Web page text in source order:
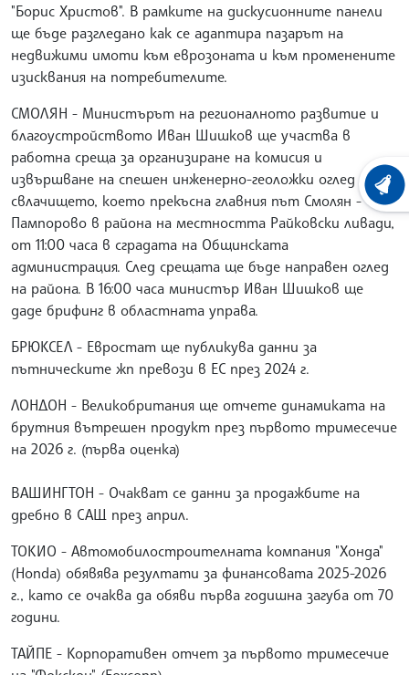
"Борис Христов". В рамките на дискусионните панели
ще бъде разгледано как се адаптира пазарът на
недвижими имоти към еврозоната и към променените
изисквания на потребителите.
СМОЛЯН - Министърът на регионалното развитие и
благоустройството Иван Шишков ще участва в
работна среща за организиране на комисия и
извършване на спешен инженерно-геоложки оглед на
свлачището, което прекъсна главния път Смолян -
Пампорово в района на местността Райковски ливади,
от 11:00 часа в сградата на Общинската
администрация. След срещата ще бъде направен оглед
на района. В 16:00 часа министър Иван Шишков ще
даде брифинг в областната управа.
БРЮКСЕЛ - Евростат ще публикува данни за
пътническите жп превози в ЕС през 2024 г.
ЛОНДОН - Великобритания ще отчете динамиката на
брутния вътрешен продукт през първото тримесечие
на 2026 г. (първа оценка)
ВАШИНГТОН - Очакват се данни за продажбите на
дребно в САЩ през април.
ТОКИО - Автомобилостроителната компания "Хонда"
(Honda) обявява резултати за финансовата 2025-2026
г., като се очаква да обяви първа годишна загуба от 70
години.
ТАЙПЕ - Корпоративен отчет за първото тримесечие